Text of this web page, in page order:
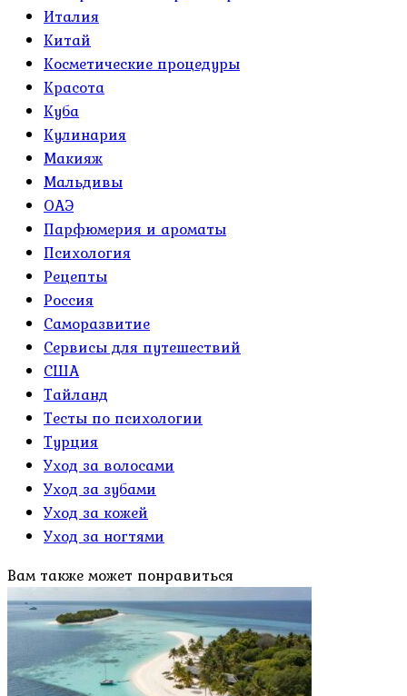
Италия
Китай
Косметические процедуры
Красота
Куба
Кулинария
Макияж
Мальдивы
ОАЭ
Парфюмерия и ароматы
Психология
Рецепты
Россия
Саморазвитие
Сервисы для путешествий
США
Тайланд
Тесты по психологии
Турция
Уход за волосами
Уход за зубами
Уход за кожей
Уход за ногтями
Вам также может понравиться